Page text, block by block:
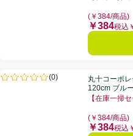
(￥384/商品)
価格
￥384税込
丸十コーポレーション カラーラ
(0)
評価は0件のレビューで5点中0.0
丸十コーポ
120cm ブルー
【在庫一掃
(￥384/商品)
価格
￥384税込